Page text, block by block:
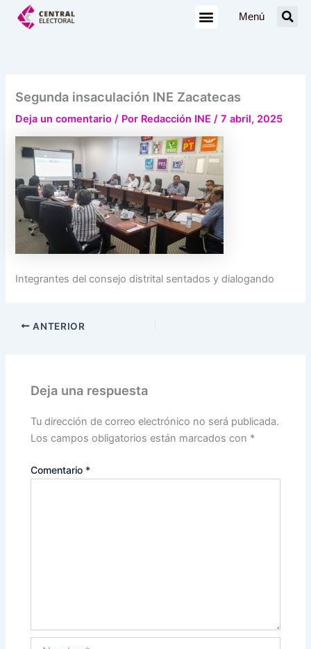
Menú
Segunda insaculación INE Zacatecas
Deja un comentario / Por Redacción INE/7 abril, 2025
Integrantes del consejo distrital sentados y dialogando
ANTERIOR
Deja una respuesta
Tu dirección de correo electrónico no será publicada.
Los campos obligatorios están marcados con *
Comentario *